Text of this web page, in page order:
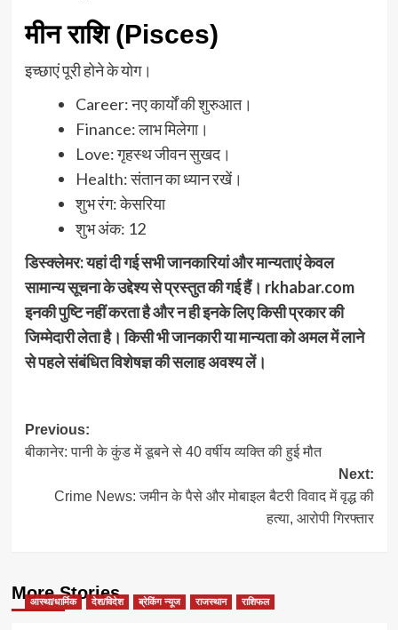
मीन राशि (Pisces)
इच्छाएं पूरी होने के योग।
Career: नए कार्यों की शुरुआत।
Finance: लाभ मिलेगा।
Love: गृहस्थ जीवन सुखद।
Health: संतान का ध्यान रखें।
शुभ रंग: केसरिया
शुभ अंक: 12
डिस्क्लेमर: यहां दी गई सभी जानकारियां और मान्यताएं केवल
सामान्य सूचना के उद्देश्य से प्रस्तुत की गई हैं। rkhabar.com
इनकी पुष्टि नहीं करता है और न ही इनके लिए किसी प्रकार की
जिम्मेदारी लेता है। किसी भी जानकारी या मान्यता को अमल में लाने
से पहले संबंधित विशेषज्ञ की सलाह अवश्य लें।
Post
navigation
Previous:
बीकानेर: पानी के कुंड में डूबने से 40 वर्षीय व्यक्ति की हुई मौत
Next:
Crime News: जमीन के पैसे और मोबाइल बैटरी विवाद में वृद्ध की
हत्या, आरोपी गिरफ्तार
More Stories
आस्था/धार्मिक देश/विदेश ब्रेकिंग न्यूज राजस्थान राशिफल